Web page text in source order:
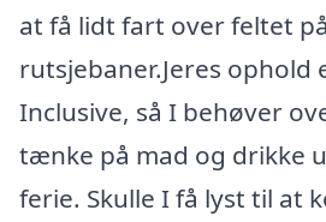
at få lidt fart over feltet
rutsjebaner.Jeres ophold
Inclusive, så I behøver
tænke på mad og drikke
ferie. Skulle I få lyst til at